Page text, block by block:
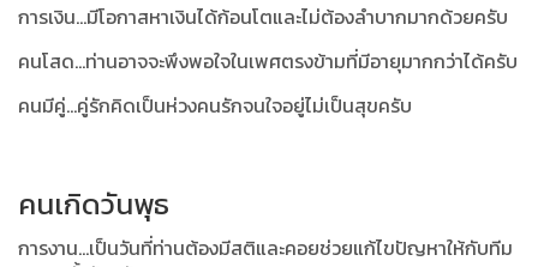
การเงิน...มีโอกาสหาเงินได้ก้อนโตและไม่ต้องลำบากมากด้วยครับ
คนโสด...ท่านอาจจะพึงพอใจในเพศตรงข้ามที่มีอายุมากกว่าได้ครับ
คนมีคู่...คู่รักคิดเป็นห่วงคนรักจนใจอยู่ไม่เป็นสุขครับ
คนเกิดวันพุธ
การงาน...เป็นวันที่ท่านต้องมีสติและคอยช่วยแก้ไขปัญหาให้กับทีม